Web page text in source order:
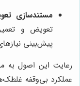
مستندسازی
تعویض و
پیش‌بینی
رعایت این اصول به
عملکرد بی‌وقفه